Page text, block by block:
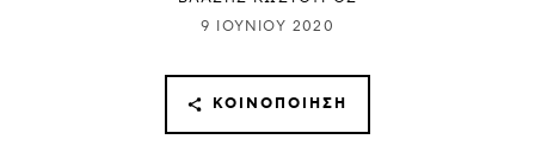
9 ΙΟΥΝΊΟΥ 2020
ΚΟΙΝΟΠΟΊΗΣΗ